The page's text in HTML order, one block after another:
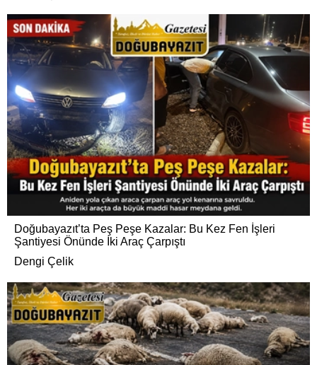
Doğubayazıt’ta Peş Peşe Kazalar: Bu Kez Fen İşleri
Şantiyesi Önünde İki Araç Çarpıştı
Dengi Çelik